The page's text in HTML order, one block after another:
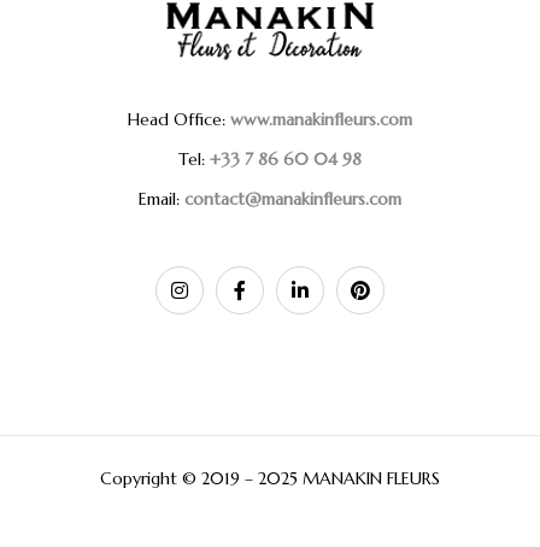
Head Office: www.manakinfleurs.com
Tel: +33 7 86 60 04 98
Email: contact@manakinfleurs.com
Copyright © 2019 – 2025 MANAKIN FLEURS